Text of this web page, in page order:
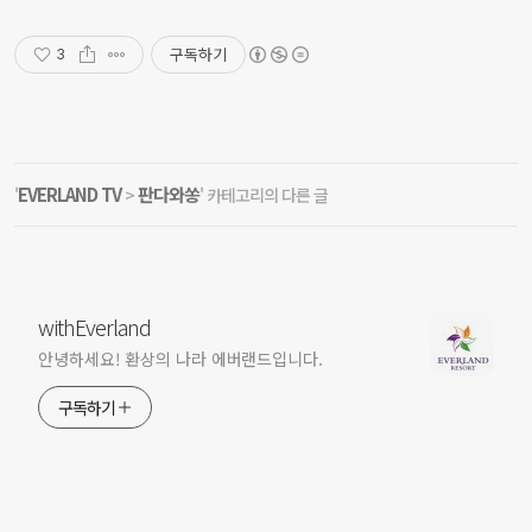
3 구독하기
'EVERLAND TV>판다와쏭' 카테고리의 다른 글
withEverland
안녕하세요! 환상의 나라 에버랜드입니다.
구독하기